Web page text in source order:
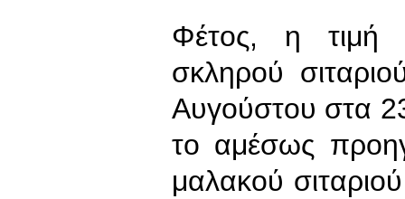
Φέτος, η τιμή
σκληρού
Αυγούστου στα
το αμέσως
μαλακού